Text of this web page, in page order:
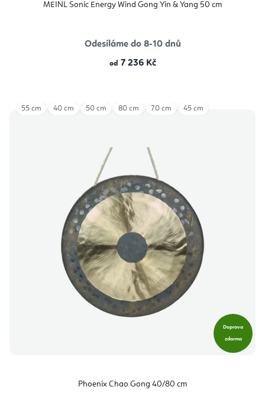
MEINL Sonic Energy Wind Gong Yin & Yang 50 cm
Odesíláme do 8-10 dnů
od 7 236 Kč
Doprava
zdarma
Phoenix Chao Gong 40/80 cm
55 cm 40 cm 50 cm 80 cm 70 cm 45 cm